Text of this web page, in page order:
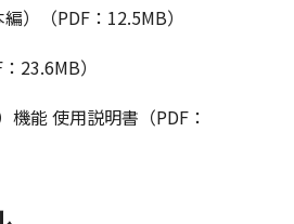
）（PDF：12.5MB）
23.6MB）
機能 使用説明書（PDF：